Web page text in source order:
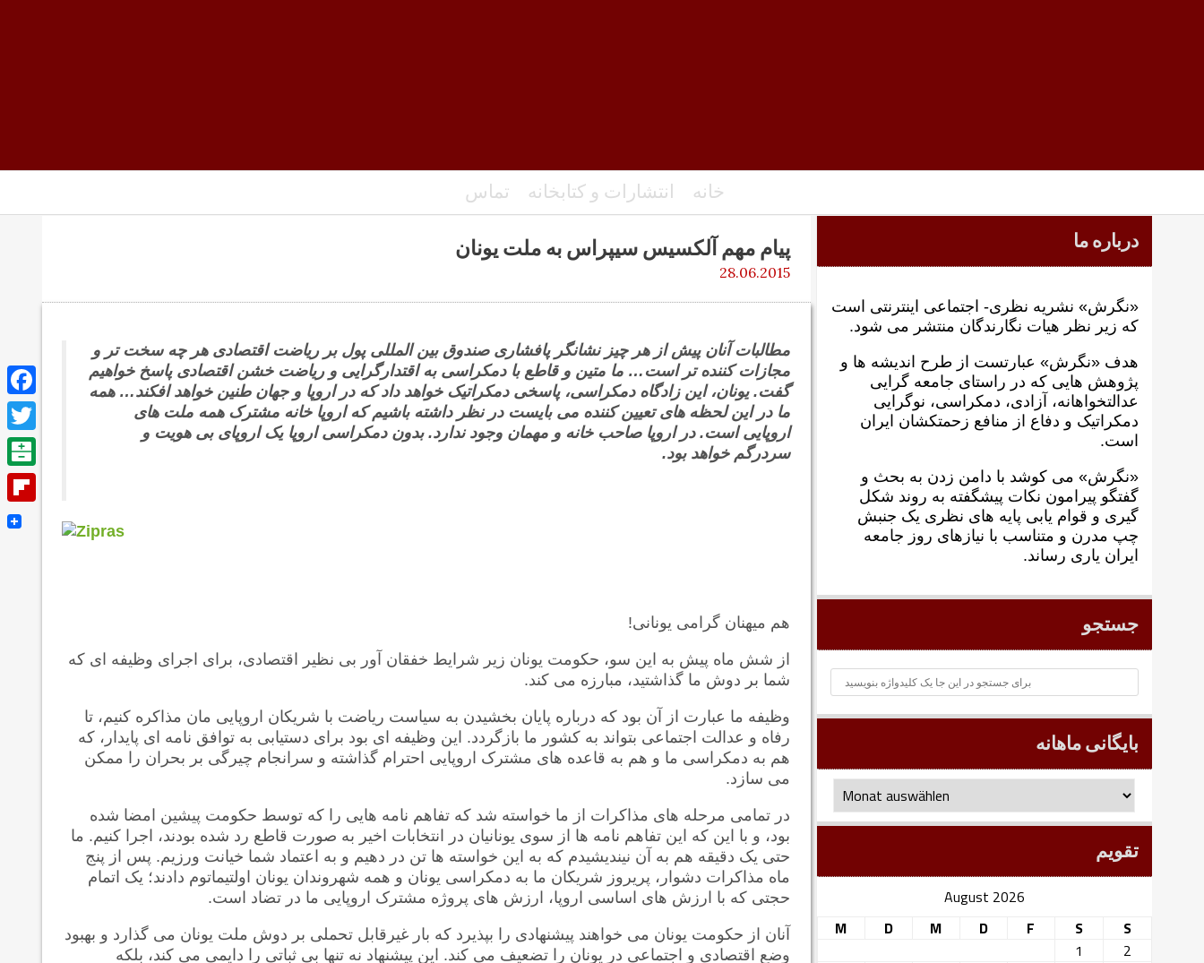
تماس انتشارات و کتابخانه خانه
پیام مهم آلکسیس سیپراس به ملت یونان
28.06.2015
مطالبات آنان پیش از هر چیز نشانگر پافشاری صندوق بین المللی پول بر ریاضت اقتصادی هر چه سخت تر و
مجازات کننده تر است… ما متین و قاطع با دمکراسی به اقتدارگرایی و ریاضت خشن اقتصادی پاسخ خواهیم
گفت. یونان، این زادگاه دمکراسی، پاسخی دمکراتیک خواهد داد که در اروپا و جهان طنین خواهد افکند… همه
ما در این لحظه های تعیین کننده می بایست در نظر داشته باشیم که اروپا خانه مشترک همه ملت های
اروپایی است. در اروپا صاحب خانه و مهمان وجود ندارد. بدون دمکراسی اروپا یک اروپای بی هویت و
سردرگم خواهد بود.
هم میهنان گرامی یونانی!
از شش ماه پیش به این سو، حکومت یونان زیر شرایط خفقان آور بی نظیر اقتصادی، برای اجرای وظیفه ای که
شما بر دوش ما گذاشتید، مبارزه می کند.
وظیفه ما عبارت از آن بود که درباره پایان بخشیدن به سیاست ریاضت با شریکان اروپایی مان مذاکره کنیم، تا
رفاه و عدالت اجتماعی بتواند به کشور ما بازگردد. این وظیفه ای بود برای دستیابی به توافق نامه ای پایدار، که
هم به دمکراسی ما و هم به قاعده های مشترک اروپایی احترام گذاشته و سرانجام چیرگی بر بحران را ممکن
می سازد.
در تمامی مرحله های مذاکرات از ما خواسته شد که تفاهم نامه هایی را که توسط حکومت پیشین امضا شده
بود، و با این که این تفاهم نامه ها از سوی یونانیان در انتخابات اخیر به صورت قاطع رد شده بودند، اجرا کنیم. ما
حتی یک دقیقه هم به آن نیندیشیدم که به این خواسته ها تن در دهیم و به اعتماد شما خیانت ورزیم. پس از پنج
ماه مذاکرات دشوار، پریروز شریکان ما به دمکراسی یونان و همه شهروندان یونان اولتیماتوم دادند؛ یک اتمام
حجتی که با ارزش های اساسی اروپا، ارزش های پروژه مشترک اروپایی ما در تضاد است.
آنان از حکومت یونان می خواهند پیشنهادی را بپذیرد که بار غیرقابل تحملی بر دوش ملت یونان می گذارد و بهبود
وضع اقتصادی و اجتماعی در یونان را تضعیف می کند. این پیشنهاد نه تنها بی ثباتی را دایمی می کند، بلکه
درباره ما
«نگرش» نشریه نظری- اجتماعی اینترنتی است
که زير نظر هيات نگارندگان منتشر می شود.
هدف «نگرش» عبارتست از طرح انديشه ها و
پژوهش هايی که در راستای جامعه گرايی
عدالتخواهانه، آزادی، دمکراسی، نوگرايی
دمکراتيک و دفاع از منافع زحمتکشان ايران
است.
«نگرش» می کوشد با دامن زدن به بحث و
گفتگو پيرامون نکات پیشگفته به روند شکل
گيری و قوام يابی پايه های نظری يک جنبش
چپ مدرن و متناسب با نيازهای روز جامعه
ايران ياری رساند.
جستجو
بایگانی ماهانه
بایگانی
ماهانه
تقویم
August 2026
M
D M D F S
S
1
2
Facebook
Twitter
Balatarin
Flipboard